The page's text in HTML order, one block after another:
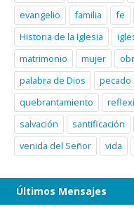
evangelio
familia fe
Historia de la Iglesia
matrimonio
mujer
palabra de Dios
pecado
quebrantamiento
salvación
santificación
venida del Señor
vida
Últimos Mensajes